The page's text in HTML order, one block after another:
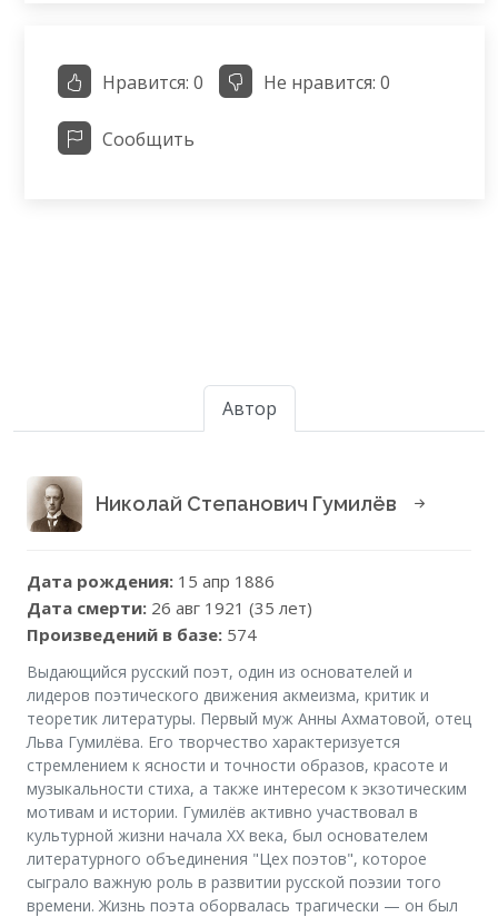
Нравится: 0 Не нравится: 0
Сообщить
Автор
Николай Степанович Гумилёв
Дата рождения: 15 апр 1886
Дата смерти: 26 авг 1921 (35 лет)
Произведений в базе: 574
Выдающийся русский поэт, один из основателей и
лидеров поэтического движения акмеизма, критик и
теоретик литературы. Первый муж Анны Ахматовой, отец
Льва Гумилёва. Его творчество характеризуется
стремлением к ясности и точности образов, красоте и
музыкальности стиха, а также интересом к экзотическим
мотивам и истории. Гумилёв активно участвовал в
культурной жизни начала XX века, был основателем
литературного объединения "Цех поэтов", которое
сыграло важную роль в развитии русской поэзии того
времени. Жизнь поэта оборвалась трагически — он был